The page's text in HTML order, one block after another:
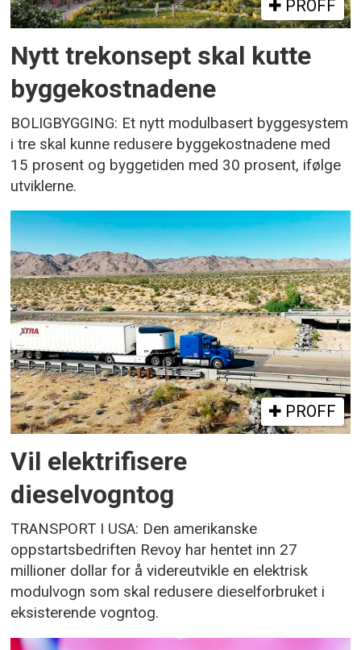
PROFF
Nytt trekonsept skal kutte
byggekostnadene
BOLIGBYGGING: Et nytt modulbasert byggesystem
i tre skal kunne redusere byggekostnadene med
15 prosent og byggetiden med 30 prosent, ifølge
utviklerne.
PROFF
Vil elektrifisere
dieselvogntog
TRANSPORT I USA: Den amerikanske
oppstartsbedriften Revoy har hentet inn 27
millioner dollar for å videreutvikle en elektrisk
modulvogn som skal redusere dieselforbruket i
eksisterende vogntog.